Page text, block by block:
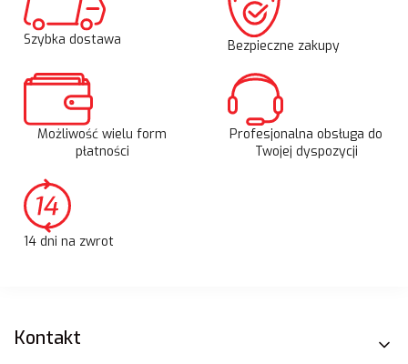
Szybka dostawa Bezpieczne zakupy
Możliwość wielu form
płatności
Profesjonalna obsługa do
Twojej dyspozycji
14 dni na zwrot
Linki w stopce
Kontakt